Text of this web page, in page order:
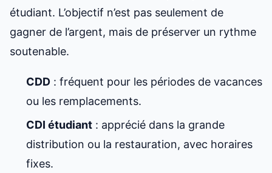
étudiant. L’objectif n’est pas seulement de
gagner de l’argent, mais de préserver un rythme
soutenable.
CDD : fréquent pour les périodes de vacances
ou les remplacements.
CDI étudiant : apprécié dans la grande
distribution ou la restauration, avec horaires
fixes.